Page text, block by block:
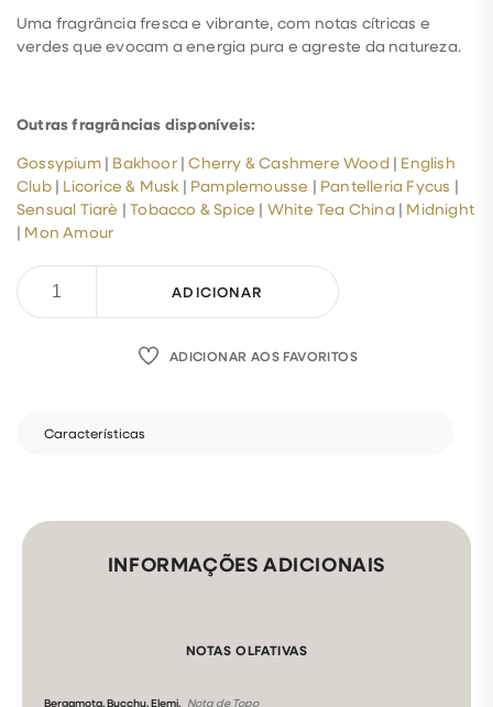
Uma fragrância fresca e vibrante, com notas cítricas e
verdes que evocam a energia pura e agreste da natureza.
Outras fragrâncias disponíveis:
Gossypium| Bakhoor|Cherry & Cashmere Wood | English
Club| Licorice & Musk| Pamplemousse | Pantelleria Fycus |
Sensual Tiarè |Tobacco & Spice | White Tea China | Midnight
| Mon Amour
ADICIONAR
ADICIONAR AOS FAVORITOS
Características
INFORMAÇÕES ADICIONAIS
NOTAS OLFATIVAS
Bergamota, Bucchu, Elemi, Nota de Topo